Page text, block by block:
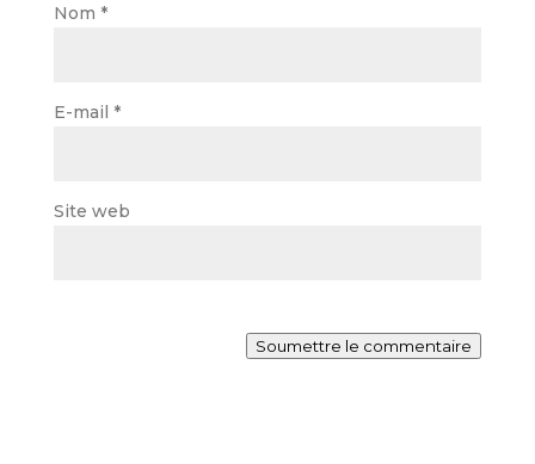
Nom *
E-mail *
Site web
Soumettre le commentaire